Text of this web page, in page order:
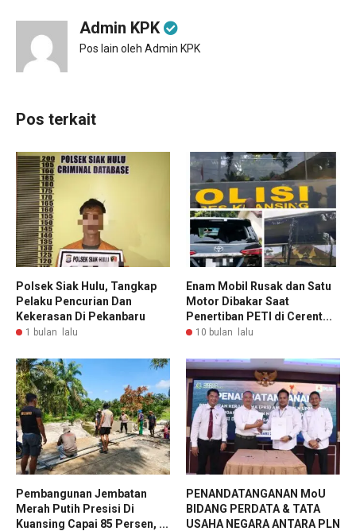
Admin KPK
Pos lain oleh Admin KPK
Pos terkait
Polsek Siak Hulu, Tangkap
Pelaku Pencurian Dan
Kekerasan Di Pekanbaru
1 bulan lalu
Enam Mobil Rusak dan Satu
Motor Dibakar Saat
Penertiban PETI di Cerent...
10 bulan lalu
Pembangunan Jembatan
Merah Putih Presisi Di
Kuansing Capai 85 Persen, ...
PENANDATANGANAN MoU
BIDANG PERDATA & TATA
USAHA NEGARA ANTARA PLN